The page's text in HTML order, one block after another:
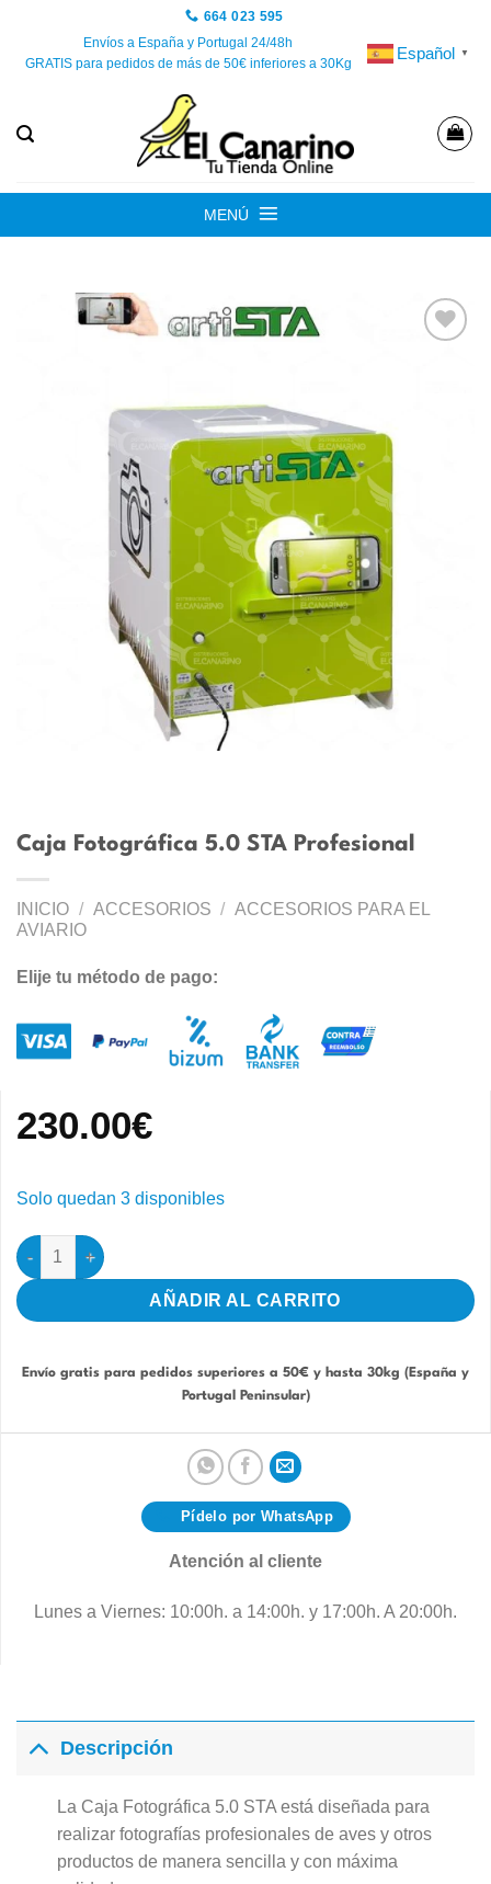
contenido
664 023 595
Envíos a España y Portugal 24/48h
GRATIS para pedidos de más de 50€ inferiores a 30Kg
Español ▼
MENÚ
Caja Fotográfica 5.0 STA Profesional
INICIO / ACCESORIOS / ACCESORIOS PARA EL
AVIARIO
Elije tu método de pago:
230.00€
Solo quedan 3 disponibles
Caja Fotográfica 5.0 STA Profesional cantidad
AÑADIR AL CARRITO
Envío gratis para pedidos superiores a 50€ y hasta 30kg (España y
Portugal Peninsular)
Pídelo por WhatsApp
Atención al cliente
Lunes a Viernes: 10:00h. a 14:00h. y 17:00h. A 20:00h.
Descripción
La Caja Fotográfica 5.0 STA está diseñada para
realizar fotografías profesionales de aves y otros
productos de manera sencilla y con máxima